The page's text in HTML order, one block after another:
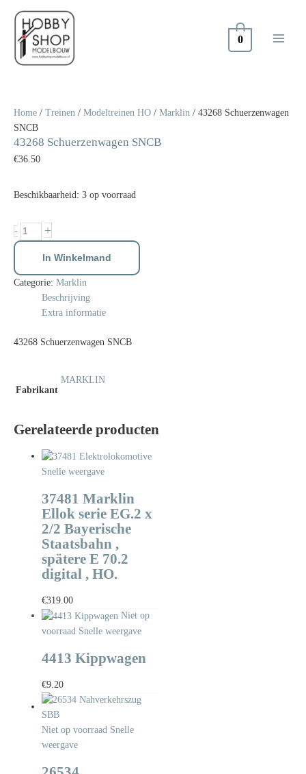
naar
inhoud
0
Home / Treinen / Modeltreinen HO / Marklin / 43268 Schuerzenwagen
SNCB
43268 Schuerzenwagen SNCB
€36.50
Beschikbaarheid: 3 op voorraad
-
SNCB
aantal
+
In Winkelmand
Categorie: Marklin
Beschrijving
Extra informatie
43268 Schuerzenwagen SNCB
Fabrikant
MARKLIN
Gerelateerde producten
Snelle weergave
37481 Marklin
Ellok serie EG.2 x
2/2 Bayerische
Staatsbahn ,
spätere E 70.2
digital , HO.
€319.00
Niet op
voorraad Snelle weergave
4413 Kippwagen
€9.20
Niet op voorraad Snelle
weergave